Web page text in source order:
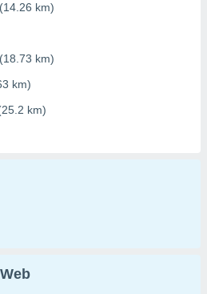
(14.26 km)
(18.73 km)
km)
km)